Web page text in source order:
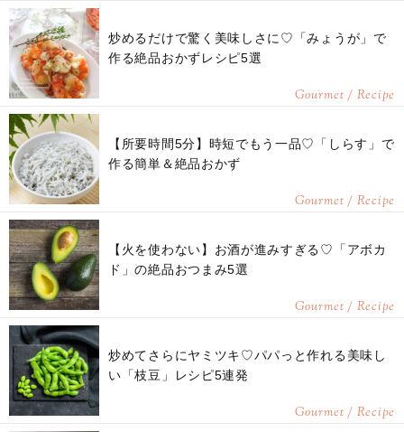
炒めるだけで驚く美味しさに♡「みょうが」で
作る絶品おかずレシピ5選
Gourmet / Recipe
【所要時間5分】時短でもう一品♡「しらす」で
作る簡単＆絶品おかず
Gourmet / Recipe
【火を使わない】お酒が進みすぎる♡「アボカ
ド」の絶品おつまみ5選
Gourmet / Recipe
炒めてさらにヤミツキ♡パパっと作れる美味し
い「枝豆」レシピ5連発
Gourmet / Recipe